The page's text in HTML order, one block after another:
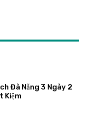
Đà Nẵng 3 Ngày 2
Kiệm